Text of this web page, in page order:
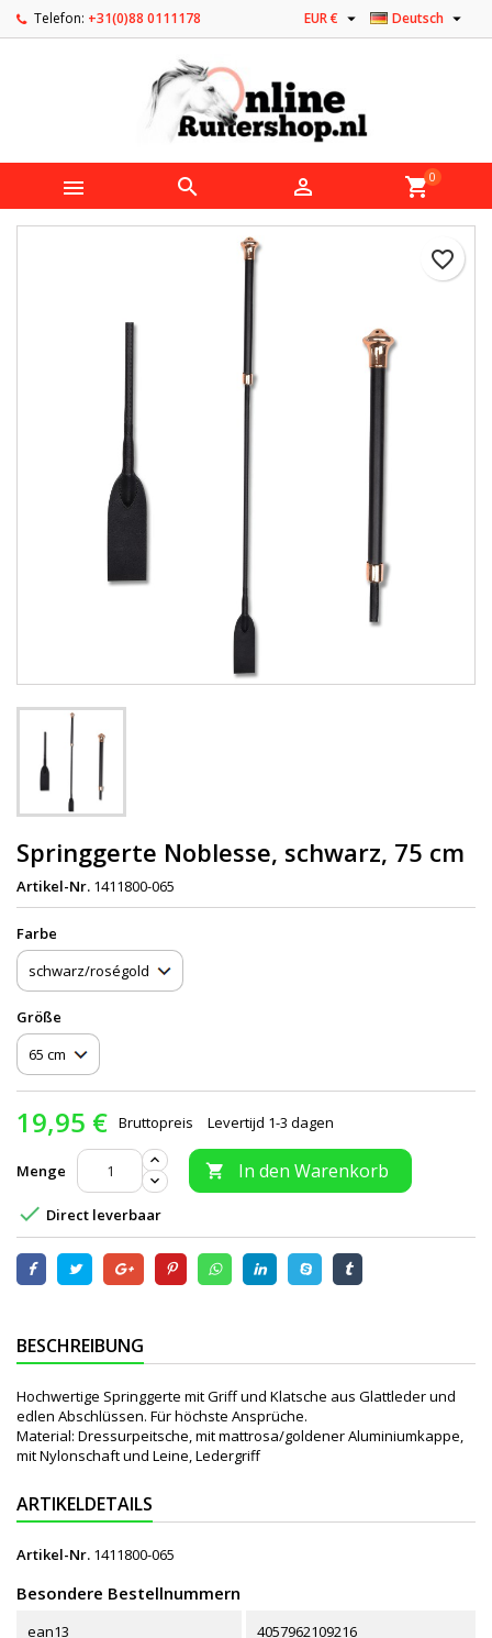
Telefon: +31(0)88 0111178 Deutsch 
EUR € 
   shopping_cart0
favorite_border
Springgerte Noblesse, schwarz, 75 cm
Artikel-Nr. 1411800-065
Farbe
Größe
19,95 € Bruttopreis Levertijd 1-3 dagen
Menge  In den Warenkorb
 Direct leverbaar
BESCHREIBUNG
Hochwertige Springgerte mit Griff und Klatsche aus Glattleder und
edlen Abschlüssen. Für höchste Ansprüche.
Material: Dressurpeitsche, mit mattrosa/goldener Aluminiumkappe,
mit Nylonschaft und Leine, Ledergriff
ARTIKELDETAILS
Artikel-Nr. 1411800-065
Besondere Bestellnummern
ean13 4057962109216